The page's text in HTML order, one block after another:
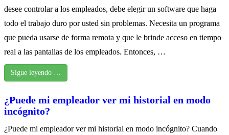
desee controlar a los empleados, debe elegir un software que haga
todo el trabajo duro por usted sin problemas. Necesita un programa
que pueda usarse de forma remota y que le brinde acceso en tiempo
real a las pantallas de los empleados. Entonces, …
Sigue leyendo …
¿Puede mi empleador ver mi historial en modo
incógnito?
¿Puede mi empleador ver mi historial en modo incógnito? Cuando